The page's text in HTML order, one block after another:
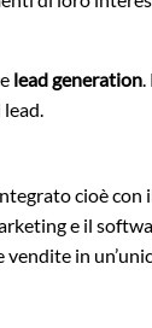
lead generation.
cioè con
e il
in